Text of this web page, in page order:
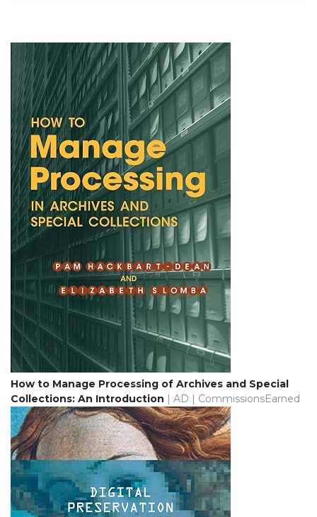
How to Manage Processing of Archives and Special
Collections: An Introduction | AD | CommissionsEarned